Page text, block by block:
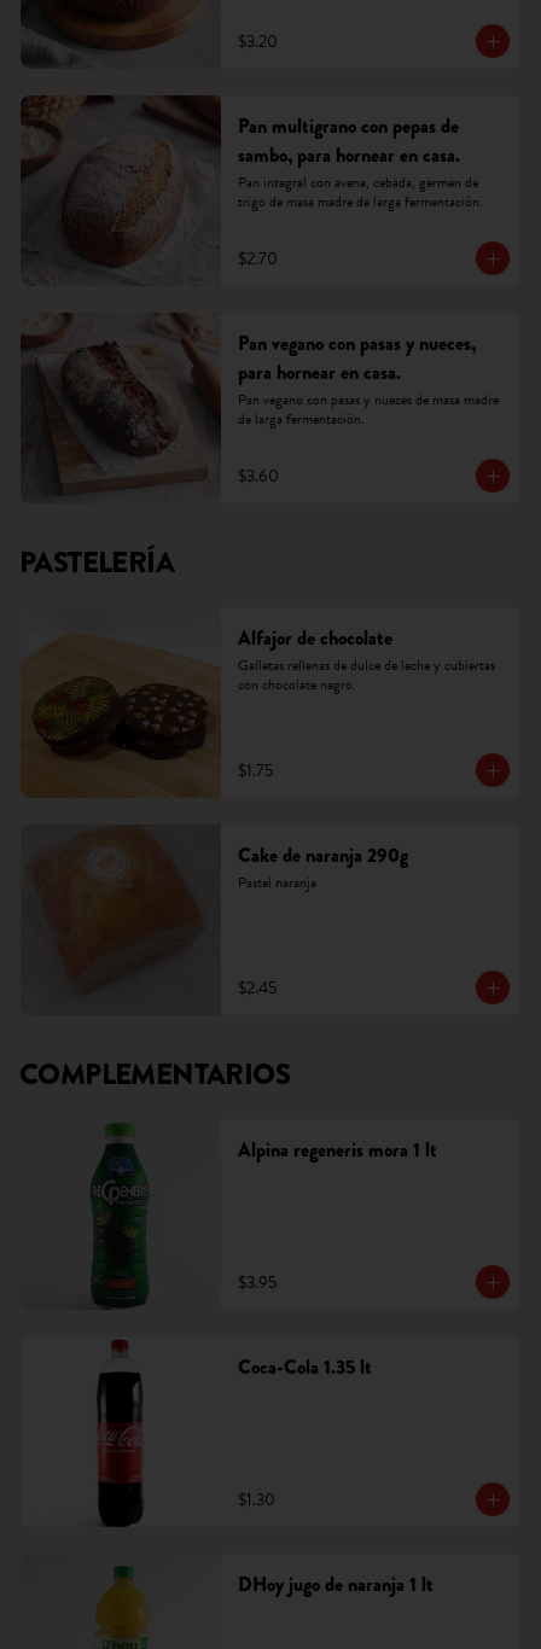
$3.20
Pan multigrano con pepas de
sambo, para hornear en casa.
Pan integral con avena, cebada, germen de
trigo de masa madre de larga fermentación.
$2.70
Pan vegano con pasas y nueces,
para hornear en casa.
Pan vegano con pasas y nueces de masa madre
de larga fermentación.
$3.60
PASTELERÍA
Alfajor de chocolate
Galletas rellenas de dulce de leche y cubiertas
con chocolate negro.
$1.75
Cake de naranja 290g
Pastel naranja
$2.45
COMPLEMENTARIOS
Alpina regeneris mora 1 lt
$3.95
Coca-Cola 1.35 lt
$1.30
DHoy jugo de naranja 1 lt